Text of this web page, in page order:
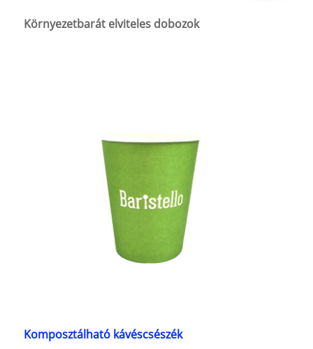
Környezetbarát elviteles dobozok
Komposztálható kávéscsészék